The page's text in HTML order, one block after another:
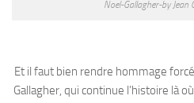
Noel-Gallagher-by Jean
Et il faut bien rendre hommage
Gallagher, qui continue l’histoire là